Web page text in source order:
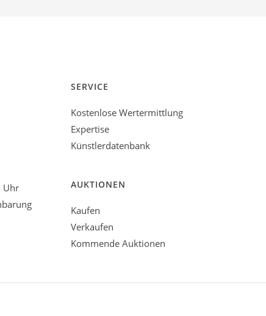
Uhr
SERVICE
Kostenlose Wertermittlung
Expertise
Künstlerdatenbank
AUKTIONEN
Kaufen
Verkaufen
Kommende Auktionen